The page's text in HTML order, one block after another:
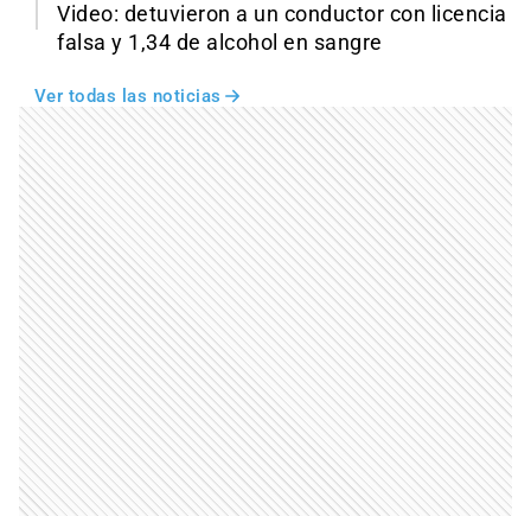
Video: detuvieron a un conductor con licencia
falsa y 1,34 de alcohol en sangre
Ver todas las noticias